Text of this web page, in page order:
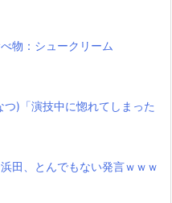
物：シュークリーム
つ)「演技中に惚れてしまった
田、とんでもない発言ｗｗｗ